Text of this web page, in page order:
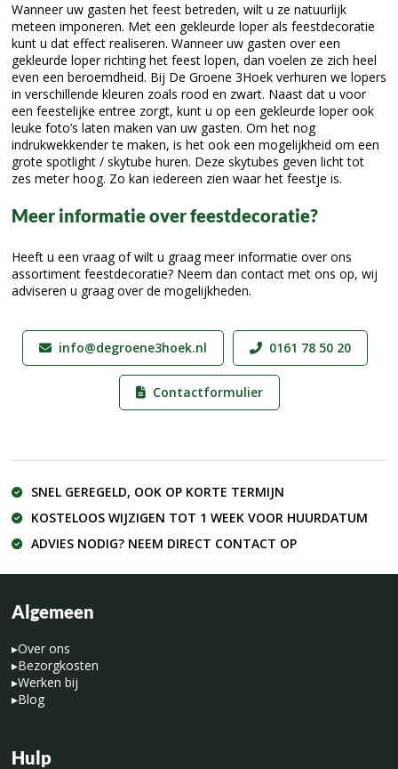
Wanneer uw gasten het feest betreden, wilt u ze natuurlijk
meteen imponeren. Met een gekleurde loper als feestdecoratie
kunt u dat effect realiseren. Wanneer uw gasten over een
gekleurde loper richting het feest lopen, dan voelen ze zich heel
even een beroemdheid. Bij De Groene 3Hoek verhuren we lopers
in verschillende kleuren zoals rood en zwart. Naast dat u voor
een feestelijke entree zorgt, kunt u op een gekleurde loper ook
leuke foto’s laten maken van uw gasten. Om het nog
indrukwekkender te maken, is het ook een mogelijkheid om een
grote spotlight / skytube huren. Deze skytubes geven licht tot
zes meter hoog. Zo kan iedereen zien waar het feestje is.
Meer informatie over feestdecoratie?
Heeft u een vraag of wilt u graag meer informatie over ons
assortiment feestdecoratie? Neem dan contact met ons op, wij
adviseren u graag over de mogelijkheden.
info@degroene3hoek.nl 0161 78 50 20
Contactformulier
SNEL GEREGELD, OOK OP KORTE TERMIJN
KOSTELOOS WIJZIGEN TOT 1 WEEK VOOR HUURDATUM
ADVIES NODIG? NEEM DIRECT CONTACT OP
Algemeen
▸Over ons
▸Bezorgkosten
▸Werken bij
▸Blog
Hulp